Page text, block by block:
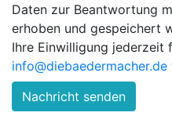
Daten zur Beantwortung
erhoben und gespeichert
Ihre Einwilligung jederzeit
info@diebaedermacher.de
Nachricht senden